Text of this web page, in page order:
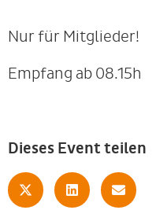
Nur für Mitglieder!
Empfang ab 08.15h
Dieses Event teilen